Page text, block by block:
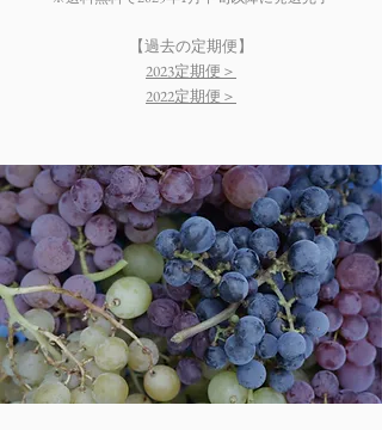
【過去の定期便】
2023定期便＞
2022定期便＞